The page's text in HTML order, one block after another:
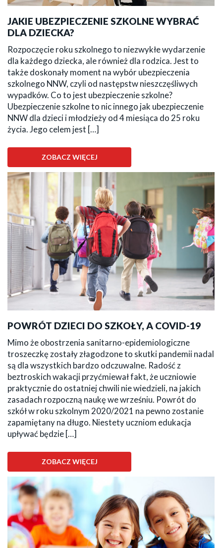
JAKIE UBEZPIECZENIE SZKOLNE WYBRAĆ
DLA DZIECKA?
Rozpoczęcie roku szkolnego to niezwykłe wydarzenie
dla każdego dziecka, ale również dla rodzica. Jest to
także doskonały moment na wybór ubezpieczenia
szkolnego NNW, czyli od następstw nieszczęśliwych
wypadków. Co to jest ubezpieczenie szkolne?
Ubezpieczenie szkolne to nic innego jak ubezpieczenie
NNW dla dzieci i młodzieży od 4 miesiąca do 25 roku
życia. Jego celem jest […]
ZOBACZ WIĘCEJ
POWRÓT DZIECI DO SZKOŁY, A COVID-19
Mimo że obostrzenia sanitarno-epidemiologiczne
troszeczkę zostały złagodzone to skutki pandemii nadal
są dla wszystkich bardzo odczuwalne. Radość z
beztroskich wakacji przyćmiewał fakt, że uczniowie
praktycznie do ostatniej chwili nie wiedzieli, na jakich
zasadach rozpoczną naukę we wrześniu. Powrót do
szkół w roku szkolnym 2020/2021 na pewno zostanie
zapamiętany na długo. Niestety uczniom edukacja
upływać będzie […]
ZOBACZ WIĘCEJ